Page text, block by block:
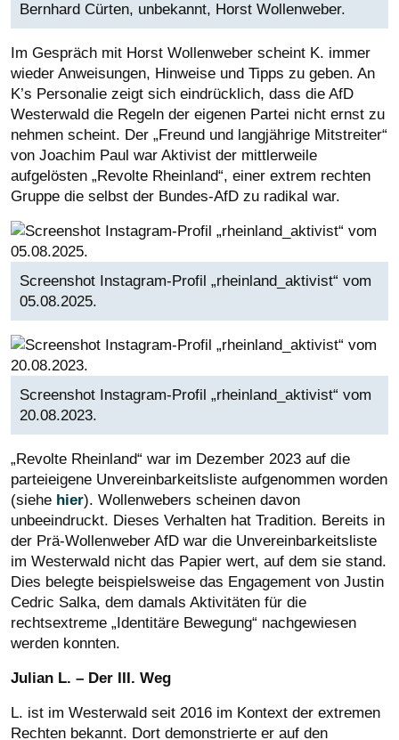
Bernhard Cürten, unbekannt, Horst Wollenweber.
Im Gespräch mit Horst Wollenweber scheint K. immer
wieder Anweisungen, Hinweise und Tipps zu geben. An
K’s Personalie zeigt sich eindrücklich, dass die AfD
Westerwald die Regeln der eigenen Partei nicht ernst zu
nehmen scheint. Der „Freund und langjährige Mitstreiter“
von Joachim Paul war Aktivist der mittlerweile
aufgelösten „Revolte Rheinland“, einer extrem rechten
Gruppe die selbst der Bundes-AfD zu radikal war.
Screenshot Instagram-Profil „rheinland_aktivist“ vom
05.08.2025.
Screenshot Instagram-Profil „rheinland_aktivist“ vom
20.08.2023.
„Revolte Rheinland“ war im Dezember 2023 auf die
parteieigene Unvereinbarkeitsliste aufgenommen worden
(siehe hier). Wollenwebers scheinen davon
unbeeindruckt. Dieses Verhalten hat Tradition. Bereits in
der Prä-Wollenweber AfD war die Unvereinbarkeitsliste
im Westerwald nicht das Papier wert, auf dem sie stand.
Dies belegte beispielsweise das Engagement von Justin
Cedric Salka, dem damals Aktivitäten für die
rechtsextreme „Identitäre Bewegung“ nachgewiesen
werden konnten.
Julian L. – Der III. Weg
L. ist im Westerwald seit 2016 im Kontext der extremen
Rechten bekannt. Dort demonstrierte er auf den